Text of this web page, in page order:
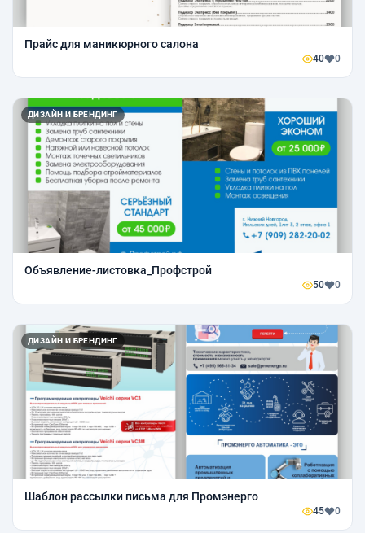
Прайс для маникюрного салона
40 0
ДИЗАЙН И БРЕНДИНГ
Объявление-листовка_Профстрой
50 0
ДИЗАЙН И БРЕНДИНГ
Шаблон рассылки письма для Промэнерго
45 0